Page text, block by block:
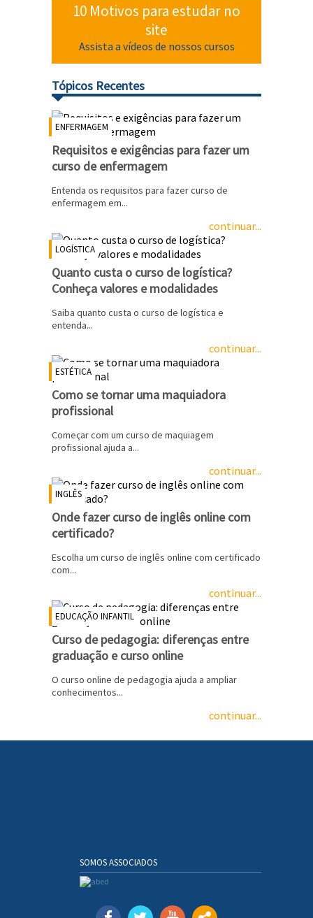
10 Motivos para estudar no
site
Assista a vídeos de nossos cursos
Tópicos Recentes
ENFERMAGEM
Requisitos e exigências para fazer um
curso de enfermagem
Entenda os requisitos para fazer curso de
enfermagem em...
continuar...
LOGÍSTICA
Quanto custa o curso de logística?
Conheça valores e modalidades
Saiba quanto custa o curso de logística e
entenda...
continuar...
ESTÉTICA
Como se tornar uma maquiadora
profissional
Começar com um curso de maquiagem
profissional ajuda a...
continuar...
INGLÊS
Onde fazer curso de inglês online com
certificado?
Escolha um curso de inglês online com certificado
com...
continuar...
EDUCAÇÃO INFANTIL
Curso de pedagogia: diferenças entre
graduação e curso online
O curso online de pedagogia ajuda a ampliar
conhecimentos...
continuar...
SOMOS ASSOCIADOS